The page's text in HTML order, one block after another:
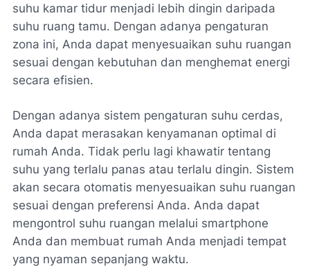
suhu kamar tidur menjadi lebih dingin daripada
suhu ruang tamu. Dengan adanya pengaturan
zona ini, Anda dapat menyesuaikan suhu ruangan
sesuai dengan kebutuhan dan menghemat energi
secara efisien.
Dengan adanya sistem pengaturan suhu cerdas,
Anda dapat merasakan kenyamanan optimal di
rumah Anda. Tidak perlu lagi khawatir tentang
suhu yang terlalu panas atau terlalu dingin. Sistem
akan secara otomatis menyesuaikan suhu ruangan
sesuai dengan preferensi Anda. Anda dapat
mengontrol suhu ruangan melalui smartphone
Anda dan membuat rumah Anda menjadi tempat
yang nyaman sepanjang waktu.